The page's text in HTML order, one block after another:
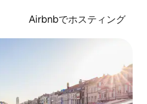
Airbnbでホスティング